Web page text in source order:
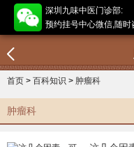
深圳九味中医门诊部:
预约挂号中心微信,随时
首页 > 百科知识 > 肿瘤科
肿瘤科